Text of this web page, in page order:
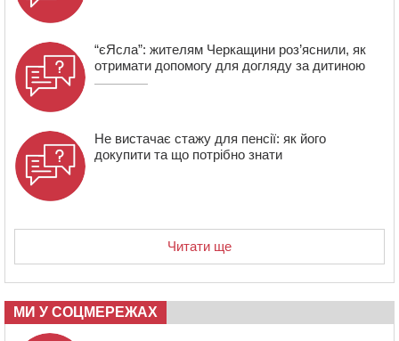
“єЯсла”: жителям Черкащини роз’яснили, як
отримати допомогу для догляду за дитиною
Не вистачає стажу для пенсії: як його
докупити та що потрібно знати
Читати ще
МИ У СОЦМЕРЕЖАХ